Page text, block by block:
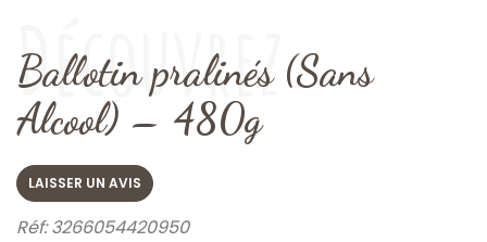
Ballotin pralinés (Sans
Alcool) – 480g
Découvrez
LAISSER UN AVIS
Réf:3266054420950